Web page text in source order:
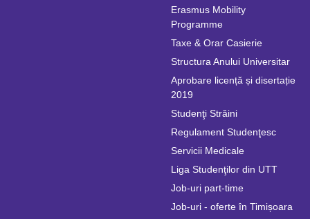
Erasmus Mobility
Programme
Taxe & Orar Casierie
Structura Anului Universitar
Aprobare licență și disertație
2019
Studenţi Străini
Regulament Studenţesc
Servicii Medicale
Liga Studenţilor din UTT
Job-uri part-time
Job-uri - oferte în Timișoara